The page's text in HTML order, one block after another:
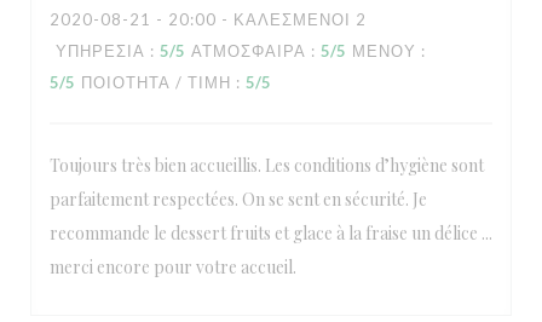
2020-08-21 - 20:00 - ΚΑΛΕΣΜΈΝΟΙ 2
ΥΠΗΡΕΣΊΑ : 5/5 ΑΤΜΌΣΦΑΙΡΑ : 5/5 ΜΕΝΟΎ :
5/5 ΠΟΙΌΤΗΤΑ / ΤΙΜΉ : 5/5
Toujours très bien accueillis. Les conditions d’hygiène sont
parfaitement respectées. On se sent en sécurité. Je
recommande le dessert fruits et glace à la fraise un délice ...
merci encore pour votre accueil.